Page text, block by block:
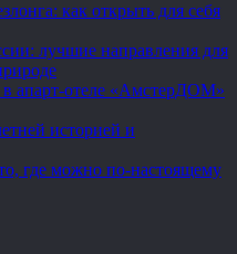
как открыть для себя
лучшие направления для
апарт-отеле «АмстерДОМ»
историей и
где можно по-настоящему